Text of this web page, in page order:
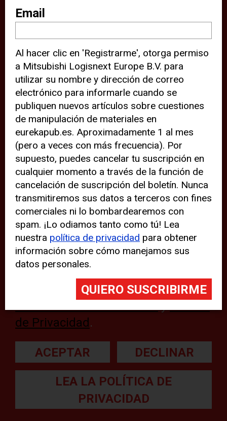
sitio web (por ejemplo, ofreciéndole
información de ubicación). Estas
terceras partes también definen
cookies en su dispositivo y pueden
rastrear su comportamiento en
internet. Al hacer clic en “Aceptar”,
significa que está de acuerdo con el
uso de cookies analíticas y de
terceros para tener una experiencia
óptima en nuestro sitio web. Si
elige “Declinar” el uso de cookies
analíticas y de terceros, evitará que
terceras partes rastreen su
comportamiento en nuestro sitio
web, aunque pueden aparecer
problemas técnicos con el sitio
web. Para obtener más
información, lea nuestra
de Privacidad .
ACEPTAR DECLINAR
LEA LA POLÍTICA DE
PRIVACIDAD
Email
Al hacer clic en 'Registrarme', otorga permiso
a Mitsubishi Logisnext Europe B.V. para
utilizar su nombre y dirección de correo
electrónico para informarle cuando se
publiquen nuevos artículos sobre cuestiones
de manipulación de materiales en
eurekapub.es. Aproximadamente 1 al mes
(pero a veces con más frecuencia). Por
supuesto, puedes cancelar tu suscripción en
cualquier momento a través de la función de
cancelación de suscripción del boletín. Nunca
transmitiremos sus datos a terceros con fines
comerciales ni lo bombardearemos con
spam. ¡Lo odiamos tanto como tú! Lea
nuestra política de privacidad para obtener
información sobre cómo manejamos sus
datos personales.